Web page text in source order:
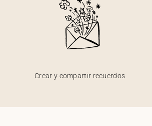
Crear y compartir recuerdos